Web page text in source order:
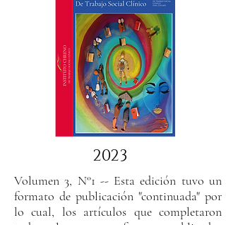
2023
Volumen 3, N°1 -- Esta edición tuvo un
formato de publicación "continuada" por
lo cual, los artículos que completaron